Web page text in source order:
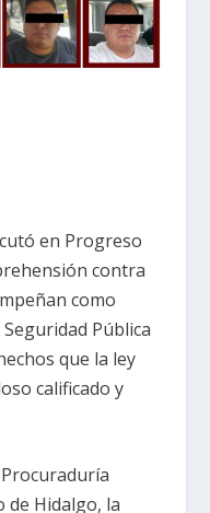
en Progreso
contra
como
Pública
que la ley
calificado y
de Hidalgo, la